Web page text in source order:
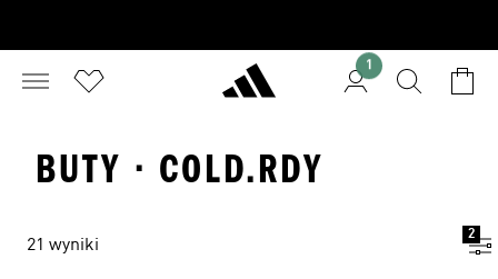
1
BUTY · COLD.RDY
21 wyniki
2